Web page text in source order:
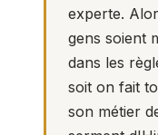
experte.
gens soient
dans les
soit on fait
son métier